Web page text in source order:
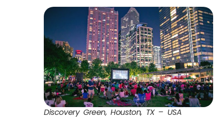
Discovery Green, Houston, TX – USA